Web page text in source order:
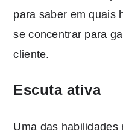
para saber em quais
se concentrar para
cliente.
Escuta ativa
Uma das habilidades